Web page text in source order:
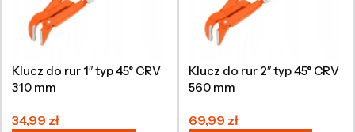
Klucz do rur 1″ typ 45° CRV
310 mm
34,99 zł
Klucz do rur 2″ typ 45° CRV
560 mm
69,99 zł